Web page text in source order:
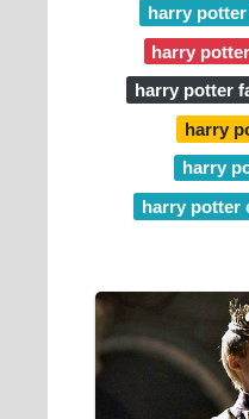
harry
harry
harry potter
harry
harry
harry potter